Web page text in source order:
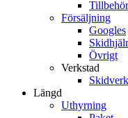
Tillbehör
Försäljning
Googles
Övrigt
Verkstad
Längd
Uthyrning